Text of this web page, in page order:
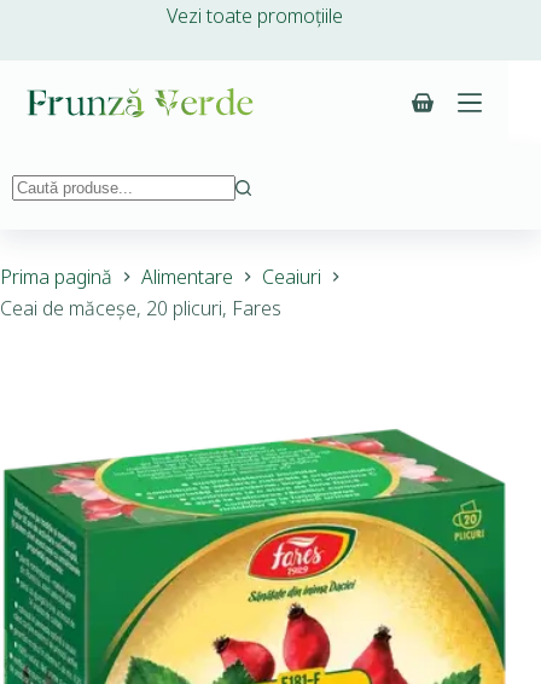
Vezi toate promoțiile
Prima pagină Alimentare
Ceaiuri
Ceai de măceșe, 20 plicuri, Fares